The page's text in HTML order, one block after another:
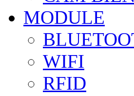
MODULE
WIFI
RFID